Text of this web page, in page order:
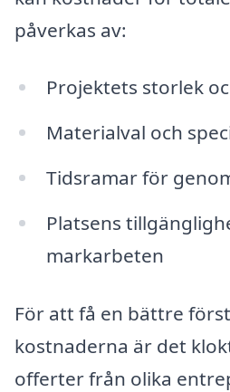
påverkas av:
Projektets storlek
Materialval och
Tidsramar för
Platsens
markarbeten
För att få en bättre
kostnaderna är det
offerter från olika